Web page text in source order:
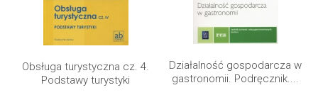
Obsługa turystyczna cz. 4.
Podstawy turystyki
Działalność gospodarcza w
gastronomii. Podręcznik....